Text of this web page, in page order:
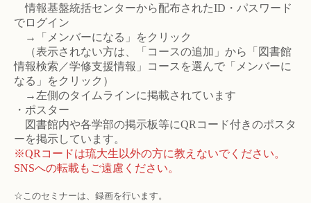
情報基盤統括センターから配布されたID・パスワード
でログイン
→「メンバーになる」をクリック
（表示されない方は、「コースの追加」から「図書館
情報検索／学修支援情報」コースを選んで「メンバーに
なる」をクリック）
→左側のタイムラインに掲載されています
・ポスター
図書館内や各学部の掲示板等にQRコード付きのポスタ
ーを掲示しています。
※QRコードは琉大生以外の方に教えないでください。
SNSへの転載もご遠慮ください。
☆このセミナーは、録画を行います。